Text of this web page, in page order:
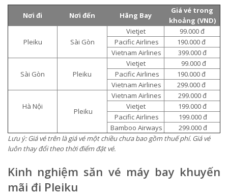
Nơi đi Nơi đến Hãng Bay
Giá vé trong
khoảng (VND)
Pleiku Sài Gòn
Vietjet
99.000 đ
Pacific Airlines
190.000 đ
Vietnam Airlines
399.000 đ
Sài Gòn Pleiku
Vietjet
99.000 đ
Pacific Airlines
190.000 đ
Vietnam Airlines
299.000 đ
Hà Nội
Pleiku
Vietnam Airlines
299.000 đ
Vietjet
199.000 đ
Pacific Airlines
199.000 đ
Bamboo Airways
299.000 đ
Lưu ý: Giá vé trên là giá vé một chiều chưa bao gồm thuế phí. Giá vé
luôn thay đổi theo thời điểm đặt vé.
Kinh nghiệm săn vé máy bay khuyến
mãi đi Pleiku